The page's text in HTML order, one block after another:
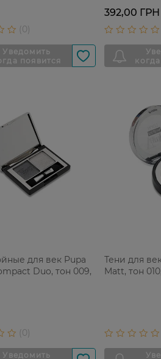
392,00 ГРН
для век Pupa
Duo, тон 009,
Тени для
Matt, тон